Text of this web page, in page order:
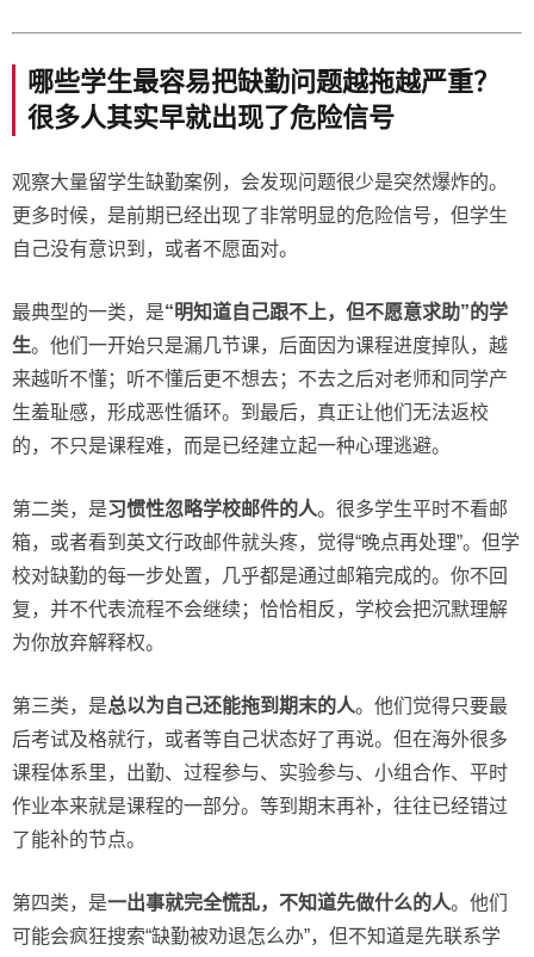
哪些学生最容易把缺勤问题越拖越严重？
很多人其实早就出现了危险信号
观察大量留学生缺勤案例，会发现问题很少是突然爆炸的。
更多时候，是前期已经出现了非常明显的危险信号，但学生
自己没有意识到，或者不愿面对。
最典型的一类，是“明知道自己跟不上，但不愿意求助”的学
生。他们一开始只是漏几节课，后面因为课程进度掉队，越
来越听不懂；听不懂后更不想去；不去之后对老师和同学产
生羞耻感，形成恶性循环。到最后，真正让他们无法返校
的，不只是课程难，而是已经建立起一种心理逃避。
第二类，是习惯性忽略学校邮件的人。很多学生平时不看邮
箱，或者看到英文行政邮件就头疼，觉得“晚点再处理”。但学
校对缺勤的每一步处置，几乎都是通过邮箱完成的。你不回
复，并不代表流程不会继续；恰恰相反，学校会把沉默理解
为你放弃解释权。
第三类，是总以为自己还能拖到期末的人。他们觉得只要最
后考试及格就行，或者等自己状态好了再说。但在海外很多
课程体系里，出勤、过程参与、实验参与、小组合作、平时
作业本来就是课程的一部分。等到期末再补，往往已经错过
了能补的节点。
第四类，是一出事就完全慌乱，不知道先做什么的人。他们
可能会疯狂搜索“缺勤被劝退怎么办”，但不知道是先联系学